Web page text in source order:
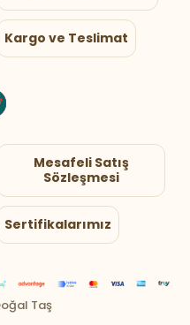
Kargo ve Teslimat
Mesafeli Satış
Sözleşmesi
Sertifikalarımız